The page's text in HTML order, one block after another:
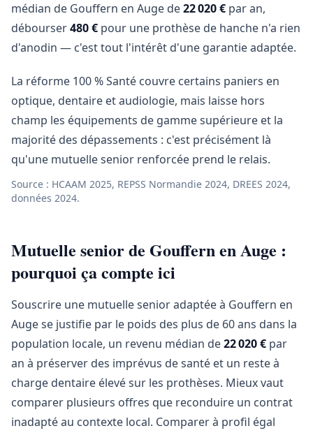
médian de Gouffern en Auge de22 020 € par an,
débourser480 € pour une prothèse de hanche n'a rien
d'anodin — c'est tout l'intérêt d'une garantie adaptée.
La réforme 100 % Santé couvre certains paniers en
optique, dentaire et audiologie, mais laisse hors
champ les équipements de gamme supérieure et la
majorité des dépassements : c'est précisément là
qu'une mutuelle senior renforcée prend le relais.
Source : HCAAM 2025, REPSS Normandie 2024, DREES 2024,
données 2024.
Mutuelle senior de Gouffern en Auge :
pourquoi ça compte ici
Souscrire une mutuelle senior adaptée à Gouffern en
Auge se justifie par le poids des plus de 60 ans dans la
population locale, un revenu médian de22 020 € par
an à préserver des imprévus de santé et un reste à
charge dentaire élevé sur les prothèses. Mieux vaut
comparer plusieurs offres que reconduire un contrat
inadapté au contexte local. Comparer à profil égal